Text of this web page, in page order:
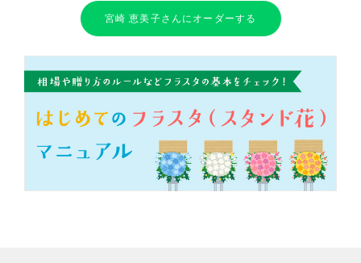
宮崎 恵美子さんにオーダーする